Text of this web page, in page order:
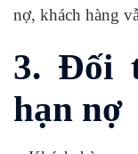
nợ, khách hàng
3. Đối
hạn nợ